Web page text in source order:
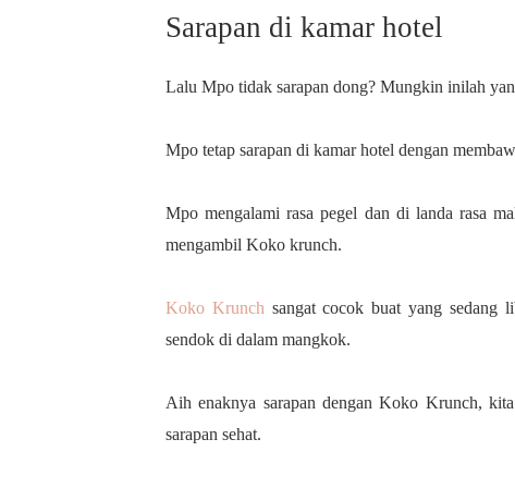
Sarapan di kamar hotel
Lalu Mpo tidak sarapan dong? Mungkin inilah
Mpo tetap sarapan di kamar hotel dengan
Mpo mengalami rasa pegel dan di landa rasa
mengambil Koko krunch.
Koko Krunch sangat cocok buat yang sedang
sendok di dalam mangkok.
Aih enaknya sarapan dengan Koko Krunch,
sarapan sehat.